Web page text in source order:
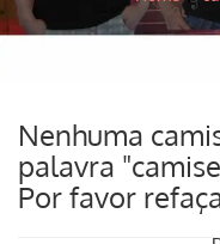
Nenhuma
palavra
Por favor